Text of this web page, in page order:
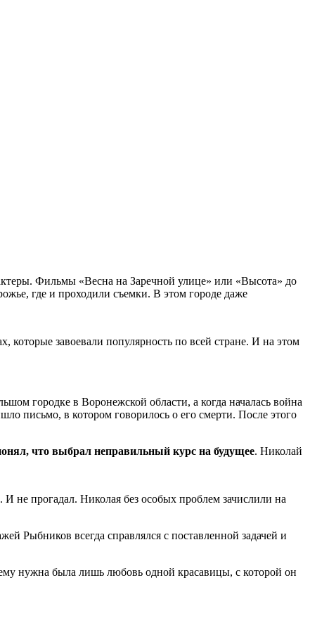
Фильмы «Весна на Заречной улице» или «Высота» до
где и проходили съемки. В этом городе даже
завоевали популярность по всей стране. И на этом
городке в Воронежской области, а когда началась война
письмо, в котором говорилось о его смерти. После этого
что выбрал неправильный курс на будущее. Николай
не прогадал. Николая без особых проблем зачислили на
Рыбников всегда справлялся с поставленной задачей и
нужна была лишь любовь одной красавицы, с которой он